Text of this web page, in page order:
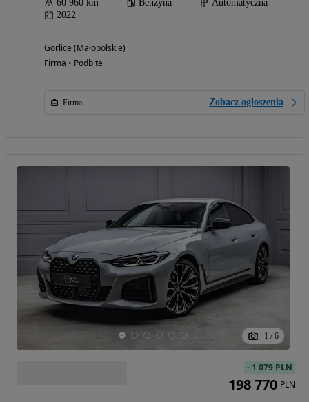
60 960 km Benzyna
Automatyczna
2022
Gorlice (Małopolskie)
Firma • Podbite
Firma Zobacz ogłoszenia
1 / 6
- 1 079 PLN
198 770 PLN